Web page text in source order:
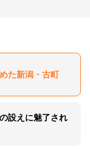
た新潟・古町
設えに魅了され